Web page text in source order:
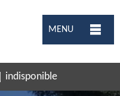
MENU
indisponible